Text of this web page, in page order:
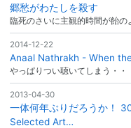
郷愁がわたしを殺す
臨死のさいに主観的時間が飴
2014-12-22
Anaal Nathrakh - When
やっぱりつい聴いてしまう・
2013-04-30
一体何年ぶりだろうか！
Selected Art…